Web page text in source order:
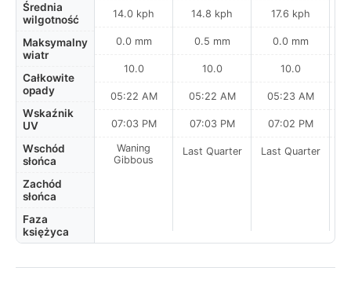
Średnia
wilgotność
Maksymalny
wiatr
Całkowite
opady
Wskaźnik
UV
Wschód
słońca
Zachód
słońca
Faza
księżyca
14.0 kph
0.0 mm
10.0
05:22 AM
07:03 PM
Waning
Gibbous
14.8 kph
0.5 mm
10.0
05:22 AM
07:03 PM
Last Quarter
17.6 kph
0.0 mm
10.0
05:23 AM
07:02 PM
Last Quarter